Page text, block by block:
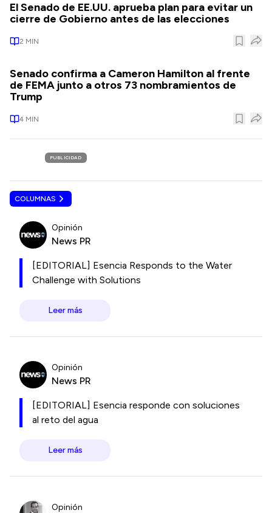
El Senado de EE.UU. aprueba plan para evitar un
cierre de Gobierno antes de las elecciones
2 MIN
Senado confirma a Cameron Hamilton al frente
de FEMA junto a otros 73 nombramientos de
Trump
4 MIN
PUBLICIDAD
COLUMNAS
Opinión
News PR
[EDITORIAL] Esencia Responds to the Water
Challenge with Solutions
Leer más
Opinión
News PR
[EDITORIAL] Esencia responde con soluciones
al reto del agua
Leer más
Opinión